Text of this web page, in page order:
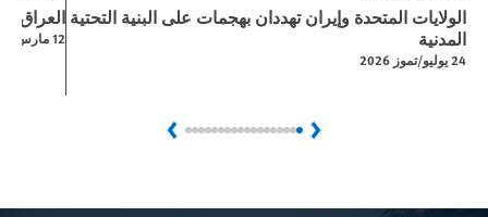
الولايات المتحدة وإيران تهددان بهجمات على البنية التحتية
المدنية
24 يوليو/تموز 2026
العراق:
12 مارس/آذار 2026
Previous
Next